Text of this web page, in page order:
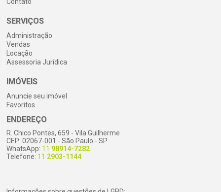
SERVIÇOS
Administração
Vendas
Locação
Assessoria Jurídica
IMÓVEIS
Anuncie seu imóvel
Favoritos
ENDEREÇO
R. Chico Pontes, 659 - Vila Guilherme
CEP: 02067-001 - São Paulo - SP
WhatsApp: 11 98914-7282
Telefone: 11 2903-1144